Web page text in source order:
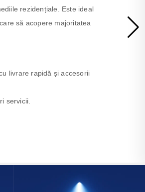
rezidențiale. Este ideal
să acopere majoritatea
livrare rapidă și accesorii
servicii.